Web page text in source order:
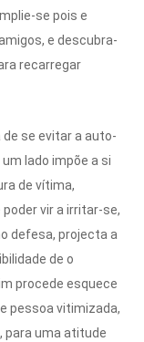
se pois e
e descubra-
recarregar
se evitar a auto-
lado impõe a si
de vítima,
vir a irritar-se,
defesa, projecta a
de o
procede esquece
pessoa vitimizada,
para uma atitude